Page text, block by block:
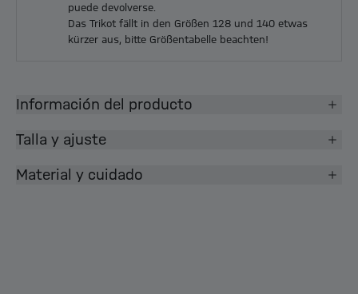
puede devolverse.
Das Trikot fällt in den Größen 128 und 140 etwas
kürzer aus, bitte Größentabelle beachten!
Información del producto
Talla y ajuste
Material y cuidado